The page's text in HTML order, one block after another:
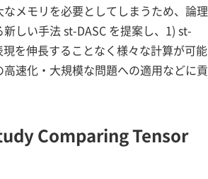
メモリを必要としてしまうため、論理
しい手法 st-DASC を提案し、1) st-
を伸長することなく様々な計算が可能
速化・大規模な問題への適用などに貢
Comparing Tensor